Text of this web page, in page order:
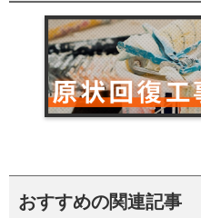
おすすめの関連記事